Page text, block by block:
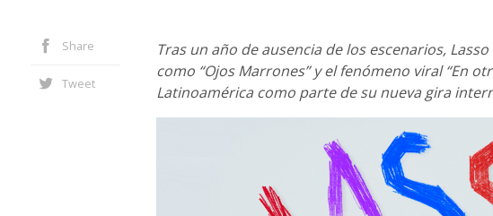
Share
Tweet
Tras un año de ausencia de los escenarios,
como “Ojos Marrones” y el fenómeno viral “En
Latinoamérica como parte de su nueva gira